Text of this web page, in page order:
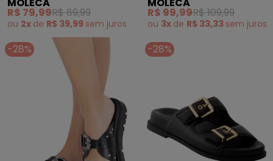
em Sintético
MOLECA
R$ 79,99R$ 89,99
ou 2x de R$ 39,99 sem juros
MOLECA
R$ 99,99R$ 109,99
ou 3x de R$ 33,33 sem juros
-28% -28%